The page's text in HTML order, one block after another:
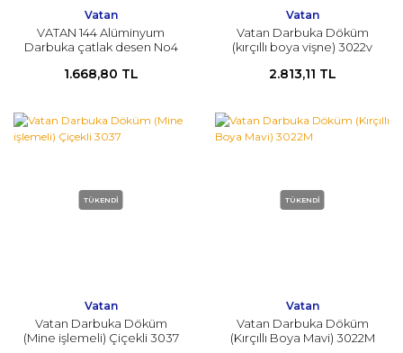
Vatan
VATAN 144 Alüminyum
Darbuka çatlak desen No4
1.668,80 TL
Vatan
Vatan Darbuka Döküm
(kırçıllı boya vişne) 3022v
2.813,11 TL
TÜKENDİ
Vatan
Vatan Darbuka Döküm
(Mine işlemeli) Çiçekli 3037
TÜKENDİ
Vatan
Vatan Darbuka Döküm
(Kırçıllı Boya Mavi) 3022M